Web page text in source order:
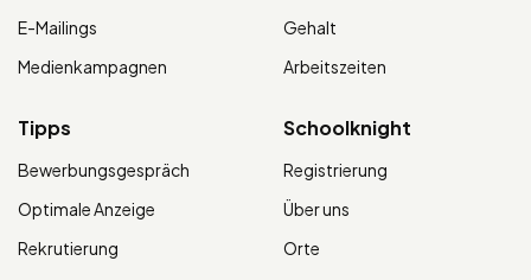
E-Mailings
Medienkampagnen
Gehalt
Arbeitszeiten
Tipps
Bewerbungsgespräch
Optimale Anzeige
Rekrutierung
Schoolknight
Registrierung
Über uns
Orte